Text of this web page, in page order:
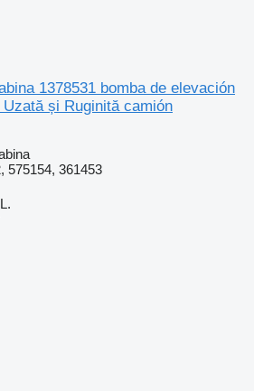
1378531 bomba de elevación
și Ruginită camión
575154, 361453